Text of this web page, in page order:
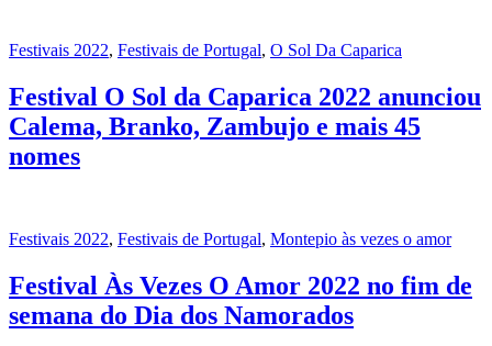
Festivais 2022, Festivais de Portugal, O Sol Da Caparica
Festival O Sol da Caparica 2022 anunciou
Calema, Branko, Zambujo e mais 45
nomes
Festivais 2022, Festivais de Portugal, Montepio às vezes o amor
Festival Às Vezes O Amor 2022 no fim de
semana do Dia dos Namorados